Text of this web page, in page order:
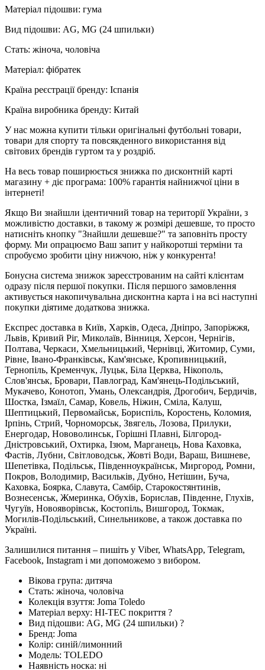
Матеріал підошви: гума
Вид підошви: AG, MG (24 шпильки)
Стать: жіноча, чоловіча
Матеріал: фібратек
Країна реєстрації бренду: Іспанія
Країна виробника бренду: Китай
У нас можна купити тільки оригінальні футбольні товари,
товари для спорту та повсякденного використання від
світових брендів гуртом та у роздріб.
На весь товар поширюється знижка по дисконтній карті
магазину + діє програма: 100% гарантія найнижчої ціни в
інтернеті!
Якщо Ви знайшли ідентичний товар на території України, з
можливістю доставки, в такому ж розмірі дешевше, то просто
натисніть кнопку "Знайшли дешевше?" та заповніть просту
форму. Ми опрацюємо Ваш запит у найкоротші терміни та
спробуємо зробити ціну нижчою, ніж у конкурента!
Бонусна система знижок зареєстрованим на сайті клієнтам
одразу після першої покупки. Після першого замовлення
активується накопичувальна дисконтна карта і на всі наступні
покупки діятиме додаткова знижка.
Експрес доставка в Київ, Харків, Одеса, Дніпро, Запоріжжя,
Львів, Кривий Ріг, Миколаїв, Вінниця, Херсон, Чернігів,
Полтава, Черкаси, Хмельницький, Чернівці, Житомир, Суми,
Рівне, Івано-Франківськ, Кам'янське, Кропивницький,
Тернопіль, Кременчук, Луцьк, Біла Церква, Нікополь,
Слов'янськ, Бровари, Павлоград, Кам'янець-Подільський,
Мукачево, Конотоп, Умань, Олександрія, Дрогобич, Бердичів,
Шостка, Ізмаїл, Самар, Ковель, Ніжин, Сміла, Калуш,
Шептицький, Первомайськ, Бориспіль, Коростень, Коломия,
Ірпінь, Стрий, Чорноморськ, Звягель, Лозова, Прилуки,
Енергодар, Нововолинськ, Горішні Плавні, Білгород-
Дністровський, Охтирка, Ізюм, Марганець, Нова Каховка,
Фастів, Лубни, Світловодськ, Жовті Води, Вараш, Вишневе,
Шепетівка, Подільськ, Південноукраїнськ, Миргород, Ромни,
Покров, Володимир, Васильків, Дубно, Нетішин, Буча,
Каховка, Боярка, Славута, Самбір, Старокостянтинів,
Вознесенськ, Жмеринка, Обухів, Борислав, Південне, Глухів,
Чугуїв, Новояворівськ, Костопіль, Вишгород, Токмак,
Могилів-Подільський, Синельникове, а також доставка по
Україні.
Залишилися питання – пишіть у Viber, WhatsApp, Telegram,
Facebook, Instagram і ми допоможемо з вибором.
Вікова група: дитяча
Стать: жіноча, чоловіча
Колекція взуття: Joma Toledo
Матеріал верху: HI-TEC покриття ?
Вид підошви: AG, MG (24 шпильки) ?
Бренд: Joma
Колір: синій/лимонний
Модель: TOLEDO
Наявність носка: ні